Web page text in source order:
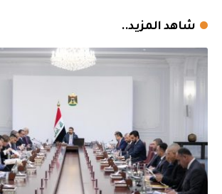
شاهد المزيد..